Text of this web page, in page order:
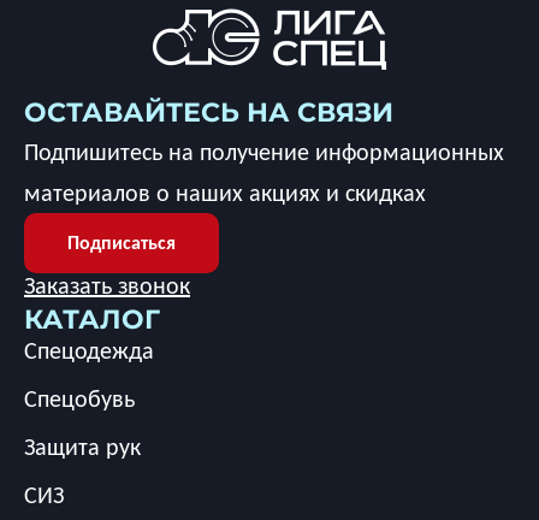
КАТАЛОГ
Спецодежда
Спецобувь
Защита рук
СИЗ
ОСТАВАЙТЕСЬ НА СВЯЗИ
Подпишитесь на получение информационных
материалов о наших акциях и скидках
Подписаться
Заказать звонок